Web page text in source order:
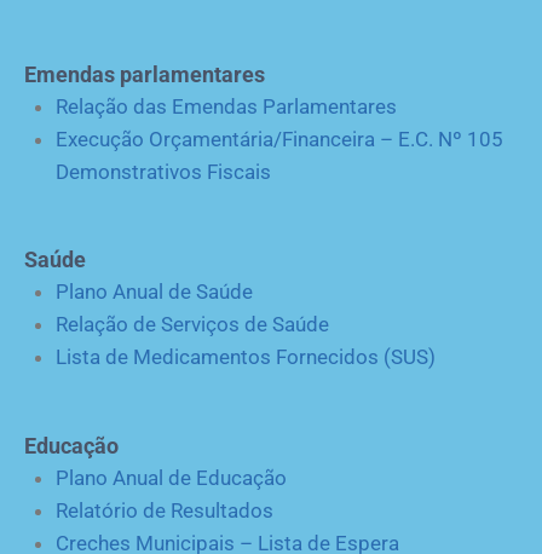
Emendas parlamentares
Relação das Emendas Parlamentares
Execução Orçamentária/Financeira – E.C. Nº 105
Demonstrativos Fiscais
Saúde
Plano Anual de Saúde
Relação de Serviços de Saúde
Lista de Medicamentos Fornecidos (SUS)
Educação
Plano Anual de Educação
Relatório de Resultados
Creches Municipais – Lista de Espera